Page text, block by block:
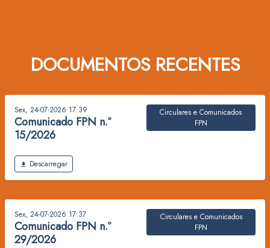
DOCUMENTOS RECENTES
Sex, 24-07-2026 17:39
Comunicado FPN n.º
15/2026
Circulares e Comunicados
FPN
Ficheiro
Descarregar
Sex, 24-07-2026 17:37
Comunicado FPN n.º
29/2026
Circulares e Comunicados
FPN